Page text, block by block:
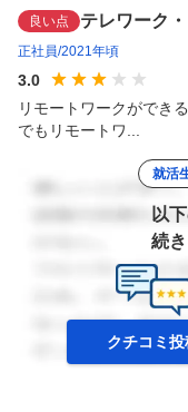
良い点 テレワーク
正社員 2021年頃
3.0
リモートワークができ
でもリモートワ...
就活
以
続
クチコミ投